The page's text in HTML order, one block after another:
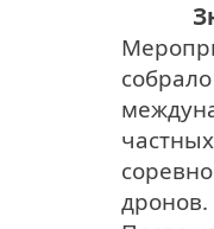
дронов.